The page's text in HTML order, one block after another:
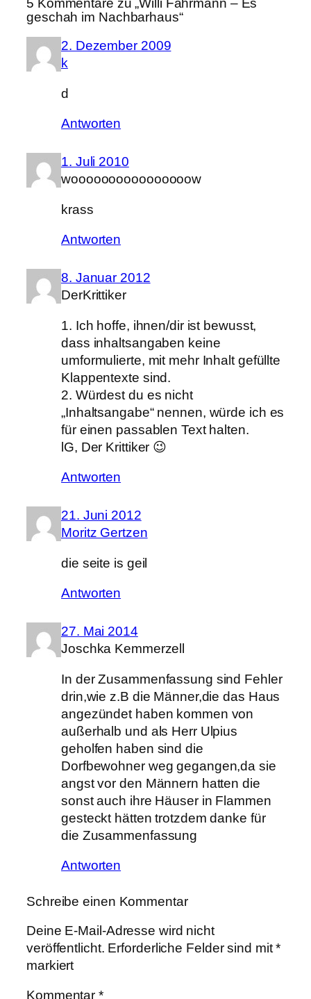
geschah im Nachbarhaus“
2. Dezember 2009
k
d
Antworten
1. Juli 2010
woooooooooooooooow
krass
Antworten
8. Januar 2012
DerKrittiker
1. Ich hoffe, ihnen/dir ist bewusst,
dass inhaltsangaben keine
umformulierte, mit mehr Inhalt gefüllte
Klappentexte sind.
2. Würdest du es nicht
„Inhaltsangabe“ nennen, würde ich es
für einen passablen Text halten.
lG, Der Krittiker 😉
Antworten
21. Juni 2012
Moritz Gertzen
die seite is geil
Antworten
27. Mai 2014
Joschka Kemmerzell
In der Zusammenfassung sind Fehler
drin,wie z.B die Männer,die das Haus
angezündet haben kommen von
außerhalb und als Herr Ulpius
geholfen haben sind die
Dorfbewohner weg gegangen,da sie
angst vor den Männern hatten die
sonst auch ihre Häuser in Flammen
gesteckt hätten trotzdem danke für
die Zusammenfassung
Antworten
Schreibe einen Kommentar
Deine E-Mail-Adresse wird nicht
veröffentlicht. Erforderliche Felder sind mit*
markiert
Kommentar*